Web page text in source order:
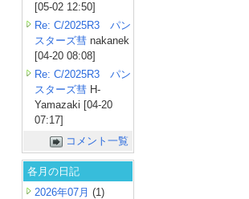
[05-02 12:50]
Re: C/2025R3 パン
スターズ彗 nakanek
[04-20 08:08]
Re: C/2025R3 パン
スターズ彗 H-
Yamazaki [04-20
07:17]
コメント一覧
各月の日記
2026年07月 (1)